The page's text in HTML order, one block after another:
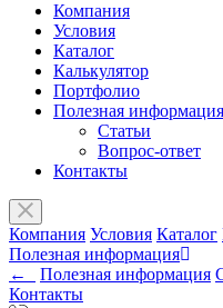
Компания
Условия
Каталог
Калькулятор
Портфолио
Полезная информация
Статьи
Вопрос-ответ
Контакты
Компания Условия Каталог
Полезная информация
←
Полезная информация
Контакты